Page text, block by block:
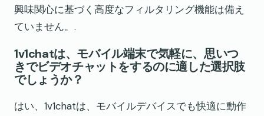
興味関心に基づく高度なフィルタリング機能は備え
ていません。.
1v1chatは、モバイル端末で気軽に、思いつ
きでビデオチャットをするのに適した選択肢
でしょうか？
はい、1v1chatは、モバイルデバイスでも快適に動作